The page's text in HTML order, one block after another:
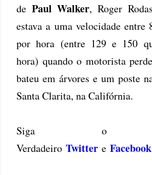
de Paul Walker, Roger
estava a uma velocidade entre
por hora (entre 129 e 150
hora) quando o motorista
bateu em árvores e um poste
Santa Clarita, na Califórnia.
Siga o
Verdadeiro Twitter e Facebook